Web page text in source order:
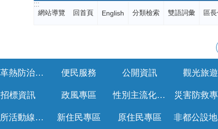
:::
網站導覽 回首頁 English 分類檢索 雙語詞彙 區
登革熱防治專區 便民服務 公開資訊 觀光旅遊
招標資訊 政風專區 性別主流化專區 災害防救
公所活動線上報名 新住民專區 原住民專區